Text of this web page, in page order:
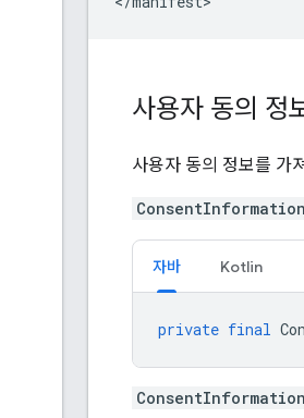
사용자 동의 정
사용자 동의 정보를 가
ConsentInformation
자바 Kotlin
private final
ConsentInformation